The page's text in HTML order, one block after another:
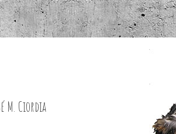
M. Ciordia